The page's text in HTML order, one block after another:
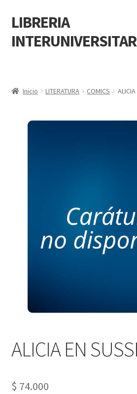
LIBRERIA
Carrito
POLÍTICA DE MANEJO DE
PERSONALES DE CORPORACIÓN
SERVICIO
Inicio LITERATURA COMICS ALICIA
ALICIA EN
$ 74.000